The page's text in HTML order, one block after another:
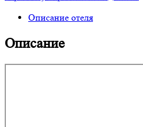
Описание отеля
Описание